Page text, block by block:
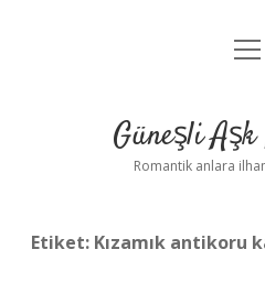
Yasal
Güneşli
Romantik anlara
Etiket: Kızamık antikoru